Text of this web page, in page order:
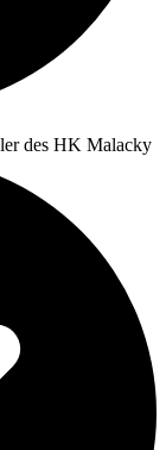
des HK Malacky